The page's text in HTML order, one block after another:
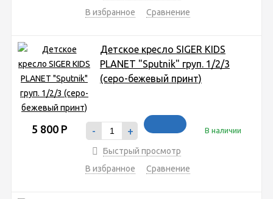
В избранное
Сравнение
Детское кресло SIGER KIDS
PLANET "Sputnik" груп. 1/2/3
(серо-бежевый принт)
5 800 Р - + В наличии
Быстрый просмотр
В избранное
Сравнение